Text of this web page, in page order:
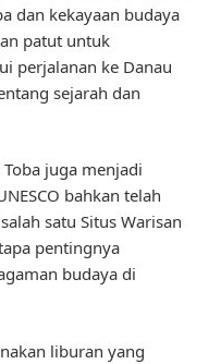
dan kekayaan budaya
patut untuk
perjalanan ke Danau
sejarah dan
juga menjadi
bahkan telah
satu Situs Warisan
pentingnya
budaya di
liburan yang